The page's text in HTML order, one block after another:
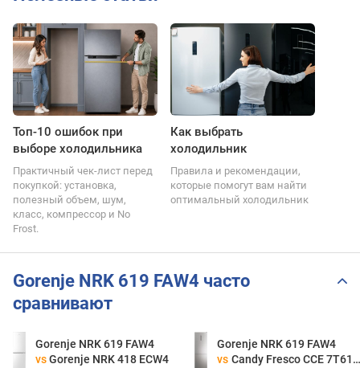
Топ-10 ошибок при
выборе холодильника
Практичный чек-лист перед
покупкой: установка,
полезный объем, шум,
класс, компрессор и No
Frost.
Как выбрать
холодильник
Правила и рекомендации,
которые помогут вам найти
оптимальный холодильник
Gorenje NRK 619 FAW4 часто
сравнивают
Gorenje NRK 619 FAW4
vs Gorenje NRK 418 ECW4
Gorenje NRK 619 FAW4
vs Candy Fresco CCE 7T618 EXU